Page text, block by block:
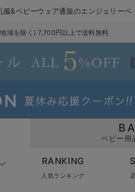
服&ベビーウェア通販のエンジェリーベ
域を除く) 7,700円以上で送料無料
ベビー用
RANKING
人気ランキング